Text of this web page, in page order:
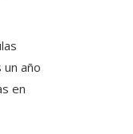
año
en